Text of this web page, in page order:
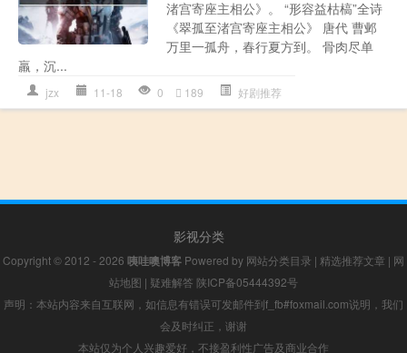
渚宫寄座主相公》。 “形容益枯槁”全诗
《翠孤至渚宫寄座主相公》 唐代 曹邺
万里一孤舟，春行夏方到。 骨肉尽单
羸，沉...
jzx 11-18 0 189 好剧推荐
影视分类
Copyright © 2012 - 2026 咦哇噢博客 Powered by 网站分类目录 | 精选推荐文章 | 网
站地图 | 疑难解答 陕ICP备05444392号
声明：本站内容来自互联网，如信息有错误可发邮件到f_fb#foxmail.com说明，我们
会及时纠正，谢谢
本站仅为个人兴趣爱好，不接盈利性广告及商业合作